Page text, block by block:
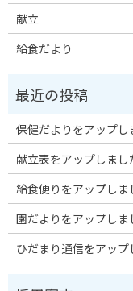
献立
給食だより
保健だよりをアップし
献立表をアップしまし
給食便りをアップしま
園だよりをアップしま
ひだまり通信をアップ